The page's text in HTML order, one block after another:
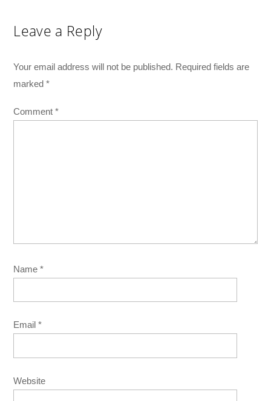
Leave a Reply
Your email address will not be published. Required fields are
marked*
Comment*
Name*
Email*
Website